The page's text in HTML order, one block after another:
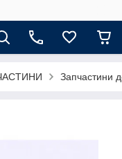
Запчастини